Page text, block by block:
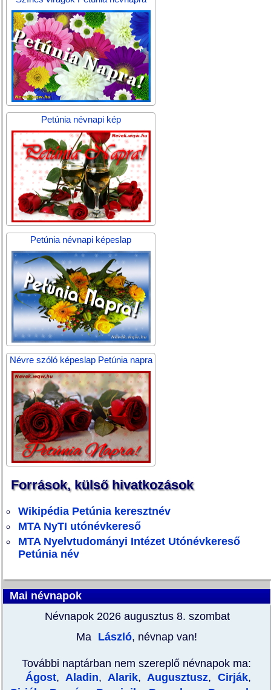
Petúnia névnapi kép
Petúnia névnapi képeslap
Névre szóló képeslap Petúnia napra
Források, külső hivatkozások
Wikipédia Petúnia keresztnév
MTA NyTI utónévkereső
MTA Nyelvtudományi Intézet Utónévkereső
Petúnia név
Mai névnapok
Névnapok 2026 augusztus 8. szombat
Ma
László, névnap van!
További naptárban nem szereplő névnapok ma:
Ágost, Aladin, Alarik, Augusztusz, Cirják,